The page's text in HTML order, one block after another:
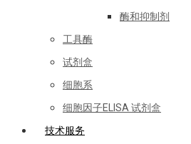
酶和抑制剂
工具酶
试剂盒
细胞系
细胞因子ELISA 试剂盒
技术服务